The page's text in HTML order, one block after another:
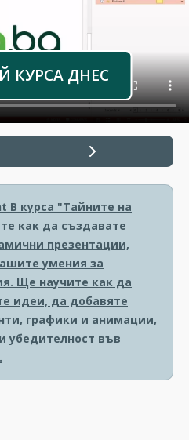
КУРСА ДНЕС
В курса "Тайните на
как да създавате
презентации,
умения за
Ще научите как да
идеи, да добавяте
графики и анимации,
убедителност във